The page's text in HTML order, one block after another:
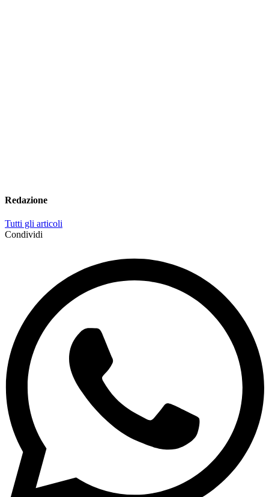
Redazione
Tutti gli articoli
Condividi